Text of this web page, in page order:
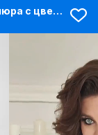
Нарядное платье из гипюра и велюра с цветочным рисунком